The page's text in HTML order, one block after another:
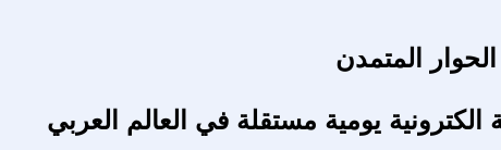
الحوار المتمدن
يومية مستقلة في العالم العربي